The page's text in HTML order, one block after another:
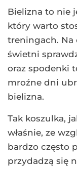
Bielizna to nie
który warto
treningach. Na
świetni
oraz spodenki
mroźne dni
bielizna.
Tak koszulka,
właśnie, ze
bardzo często
przydadzą się